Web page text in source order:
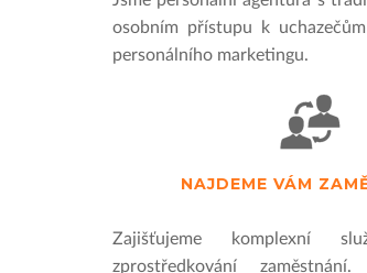
osobním přístupu k
personálního marketingu.
NAJDEME VÁM
Zajišťujeme komplexní
zprostředkování